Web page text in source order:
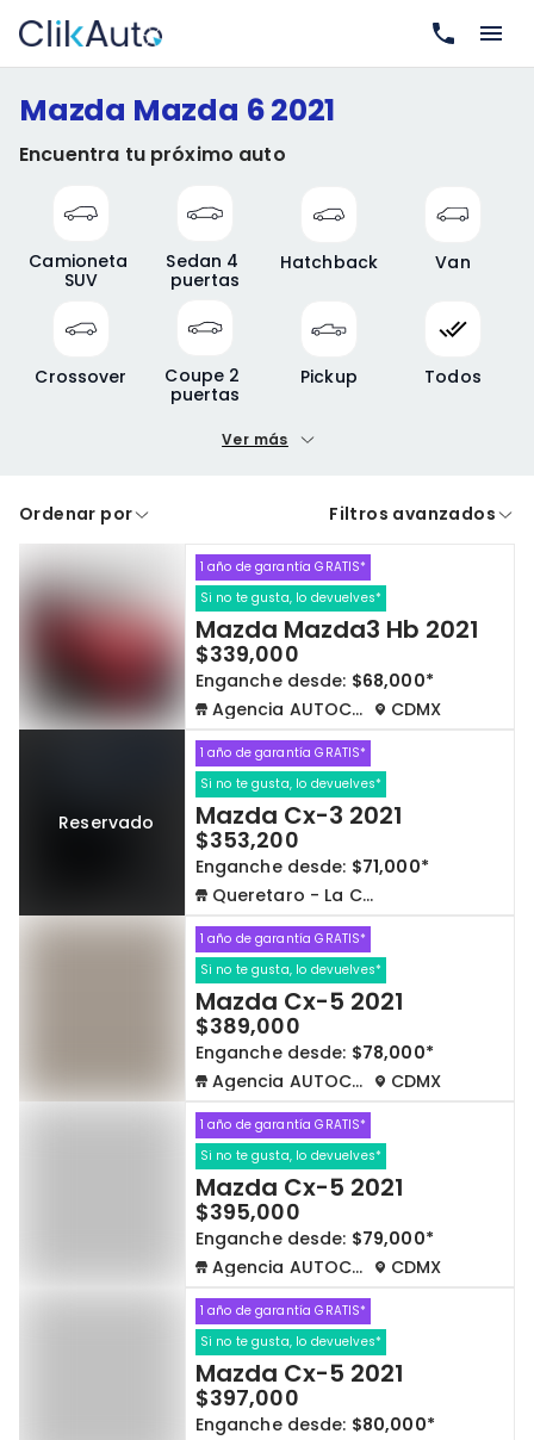
Mazda Mazda 6 2021
Encuentra tu próximo auto
Camioneta
SUV
Sedan 4
puertas
Hatchback Van
Crossover
Coupe 2
puertas
Pickup Todos
Precio máximo
A crédito De contado
Cdmx y Edo Mex Querétaro
Con garantía
Borrar todo
Ver más
Ordenar por Filtros avanzados
1 año de garantía GRATIS*
Si no te gusta, lo devuelves*
Mazda Mazda3 Hb 2021
$339,000
Enganche desde: $68,000*
Agencia AUTOCOM
CDMX
Reservado
1 año de garantía GRATIS*
Si no te gusta, lo devuelves*
Mazda Cx-3 2021
$353,200
Enganche desde: $71,000*
Queretaro - La Capilla
1 año de garantía GRATIS*
Si no te gusta, lo devuelves*
Mazda Cx-5 2021
$389,000
Enganche desde: $78,000*
Agencia AUTOCOM
CDMX
1 año de garantía GRATIS*
Si no te gusta, lo devuelves*
Mazda Cx-5 2021
$395,000
Enganche desde: $79,000*
Agencia AUTOCOM
CDMX
1 año de garantía GRATIS*
Si no te gusta, lo devuelves*
Mazda Cx-5 2021
$397,000
Enganche desde: $80,000*